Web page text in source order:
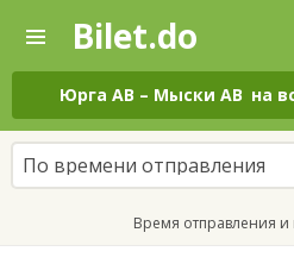
—
Поиск
и
покупка
билетов
на
автобус
онлайн
Bilet.do
Юрга АВ – Мыски АВ на
По времени отправления
Время отправления